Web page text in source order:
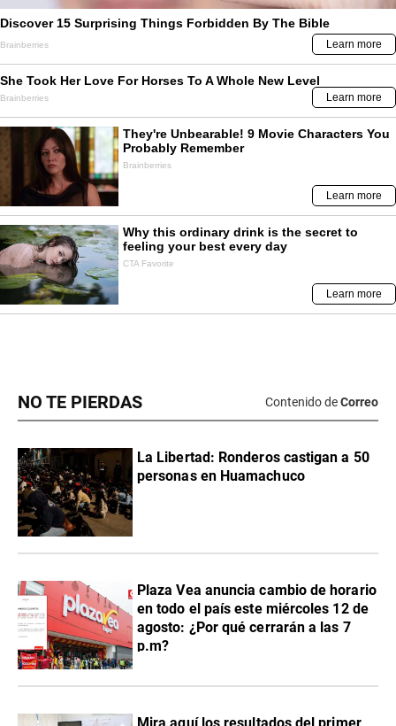
NO TE PIERDAS Contenido deCorreo
La Libertad: Ronderos castigan a 50
personas en Huamachuco
Plaza Vea anuncia cambio de horario
en todo el país este miércoles 12 de
agosto: ¿Por qué cerrarán a las 7
p.m?
Mira aquí los resultados del primer